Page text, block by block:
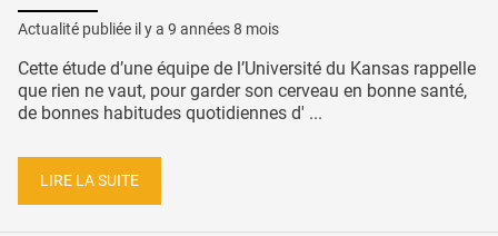
Actualité publiée il y a 9 années 8 mois
Cette étude d’une équipe de l’Université du Kansas rappelle
que rien ne vaut, pour garder son cerveau en bonne santé,
de bonnes habitudes quotidiennes d' ...
LIRE LA SUITE